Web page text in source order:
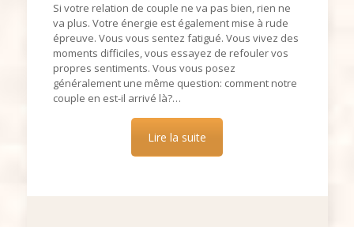
Si votre relation de couple ne va pas bien, rien ne
va plus. Votre énergie est également mise à rude
épreuve. Vous vous sentez fatigué. Vous vivez des
moments difficiles, vous essayez de refouler vos
propres sentiments. Vous vous posez
généralement une même question: comment notre
couple en est-il arrivé là?…
Lire la suite